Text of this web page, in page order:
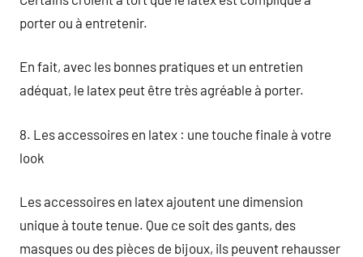
porter ou à entretenir.
En fait, avec les bonnes pratiques et un entretien
adéquat, le latex peut être très agréable à porter.
8. Les accessoires en latex : une touche finale à votre
look
Les accessoires en latex ajoutent une dimension
unique à toute tenue. Que ce soit des gants, des
masques ou des pièces de bijoux, ils peuvent rehausser